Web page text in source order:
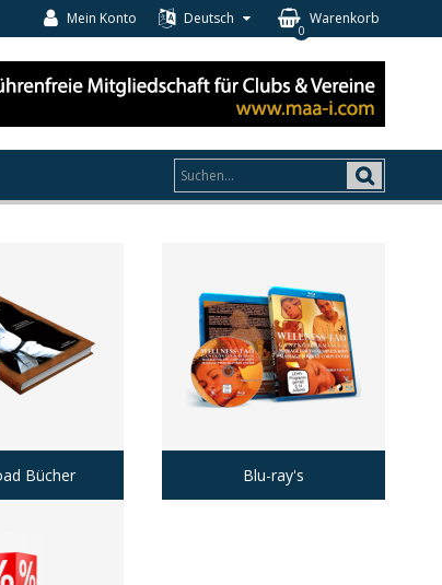
Warenkorb
0
Deutsch
Mein Konto
Bücher Blu-ray's